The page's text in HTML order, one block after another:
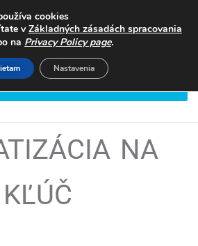
NA
KĽÚČ
cookies
vZákladných zásadách spracovania
na Privacy Policy page.
Nastavenia